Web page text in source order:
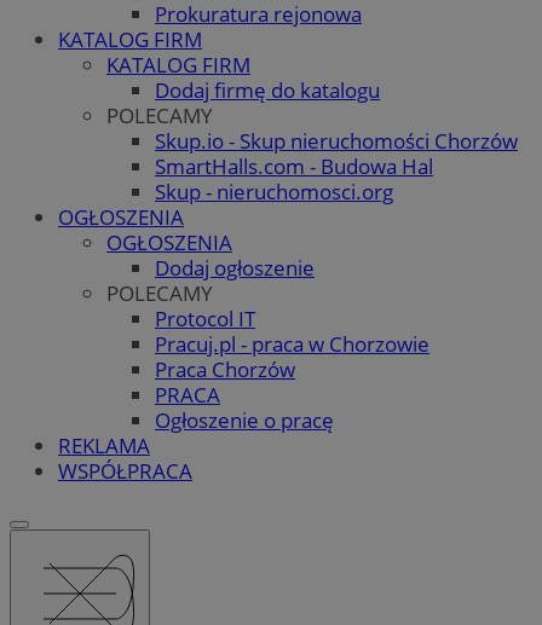
Prokuratura rejonowa
KATALOG FIRM
KATALOG FIRM
Dodaj firmę do katalogu
POLECAMY
Skup.io - Skup nieruchomości Chorzów
SmartHalls.com - Budowa Hal
Skup - nieruchomosci.org
OGŁOSZENIA
OGŁOSZENIA
Dodaj ogłoszenie
POLECAMY
Protocol IT
Pracuj.pl - praca w Chorzowie
Praca Chorzów
PRACA
Ogłoszenie o pracę
REKLAMA
WSPÓŁPRACA